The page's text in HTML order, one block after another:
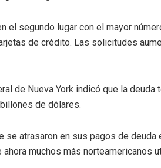
el segundo lugar con el mayor
de crédito. Las solicitudes
de Nueva York indicó que la
de dólares.
se atrasaron en sus pagos de
ahora muchos más norteamericanos